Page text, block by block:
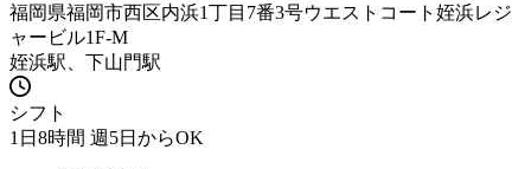
福岡県福岡市西区内浜1丁目7番3号ウエストコート姪浜レジ
ャービル1F-M
姪浜駅、下山門駅
シフト
1日8時間 週5日からOK